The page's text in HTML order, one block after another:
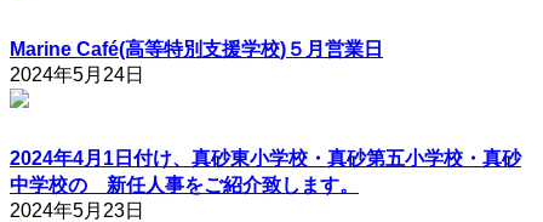
Marine Café(高等特別支援学校)５月営業日
2024年5月24日
2024年4月1日付け、真砂東小学校・真砂第五小学校・真砂
中学校の 新任人事をご紹介致します。
2024年5月23日